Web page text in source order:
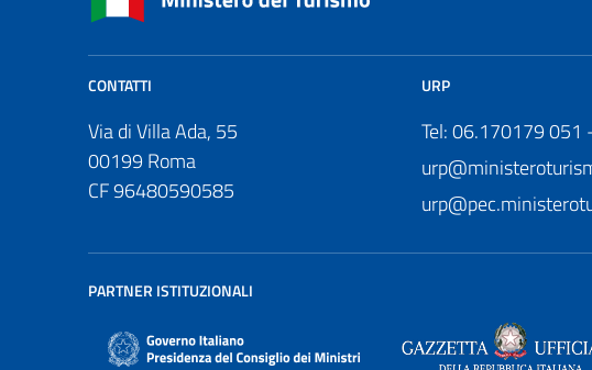
CONTATTI
Via di Villa Ada, 55
00199 Roma
CF 96480590585
URP
Tel: 06.170179
PARTNER ISTITUZIONALI